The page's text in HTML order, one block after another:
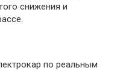
снижения и
по реальным